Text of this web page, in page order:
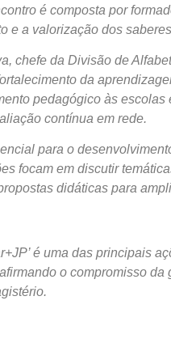
é composta por
e a valorização dos
chefe da Divisão de
da
pedagógico às
contínua em rede.
para o
focam em discutir
didáticas para
é uma das principais
o compromisso